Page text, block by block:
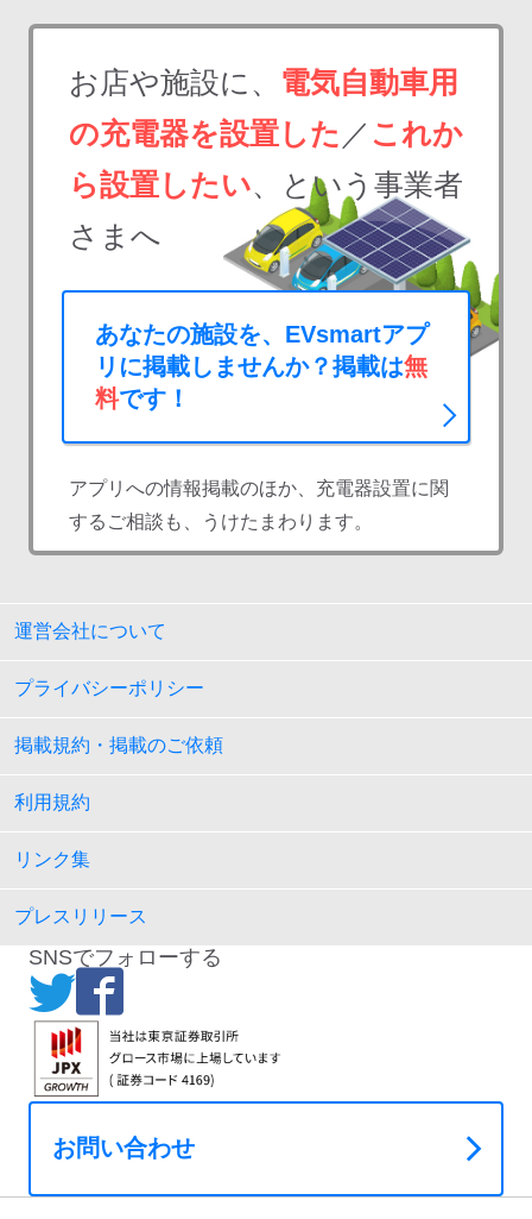
お店や施設に、 電気自動車用
の充電器を設置した ／ これか
ら設置したい、という事業者
さまへ
あなたの施設を、EVsmartアプ
リに掲載しませんか？掲載は無
料です！
アプリへの情報掲載のほか、充電器設置に関
するご相談も、うけたまわります。
運営会社について
プライバシーポリシー
掲載規約・掲載のご依頼
利用規約
リンク集
プレスリリース
SNSでフォローする
お問い合わせ